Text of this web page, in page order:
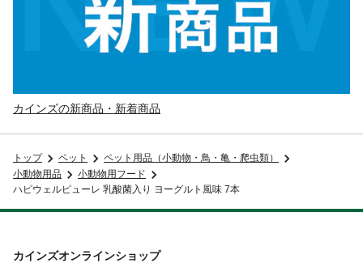
カインズの新商品・新着商品
トップ ペット
ペット用品（小動物・鳥・亀・爬虫類）
小動物用品
小動物用フード
ハピウェルピューレ 乳酸菌入り ヨーグルト風味 7本
カインズオンラインショップ